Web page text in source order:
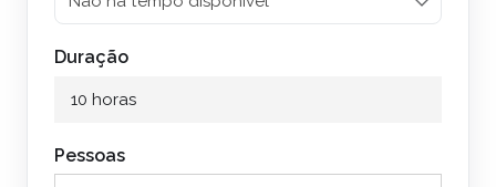
Duração
10 horas
Pessoas